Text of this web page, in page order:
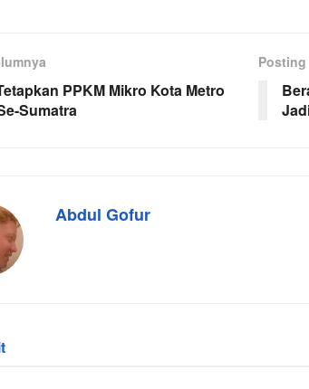
PPKM Mikro Kota Metro
Sumatra
Abdul Gofur